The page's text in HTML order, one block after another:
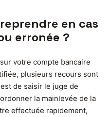
en cas
erronée ?
votre compte bancaire
plusieurs recours sont
de saisir le juge de
la mainlevée de la
effectuée rapidement,